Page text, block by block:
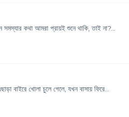
কথা আমরা প্রায়ই শুনে থাকি, তাই না?...
বাইরে খোলা চুলে গেলে, যখন বাসায় ফিরে...